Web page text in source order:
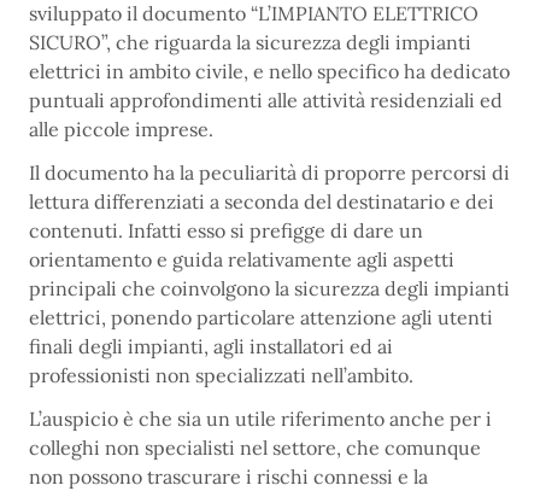
sviluppato il documento “L’IMPIANTO ELETTRICO
SICURO”, che riguarda la sicurezza degli impianti
elettrici in ambito civile, e nello specifico ha dedicato
puntuali approfondimenti alle attività residenziali ed
alle piccole imprese.
Il documento ha la peculiarità di proporre percorsi di
lettura differenziati a seconda del destinatario e dei
contenuti. Infatti esso si prefigge di dare un
orientamento e guida relativamente agli aspetti
principali che coinvolgono la sicurezza degli impianti
elettrici, ponendo particolare attenzione agli utenti
finali degli impianti, agli installatori ed ai
professionisti non specializzati nell’ambito.
L’auspicio è che sia un utile riferimento anche per i
colleghi non specialisti nel settore, che comunque
non possono trascurare i rischi connessi e la